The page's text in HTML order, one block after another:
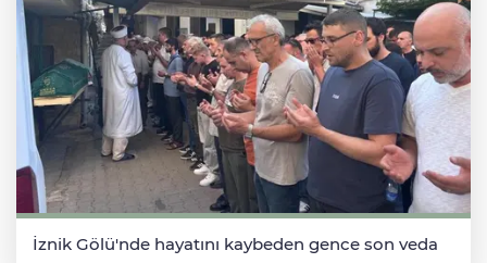
İznik Gölü'nde hayatını kaybeden gence son veda